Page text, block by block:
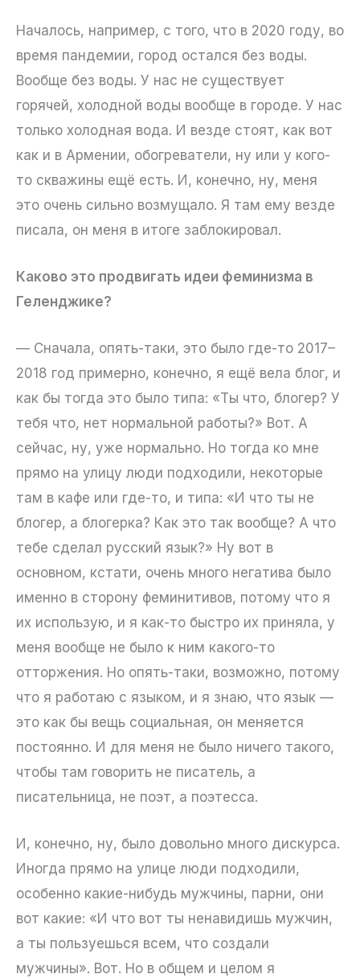
Началось, например, с того, что в 2020 году, во
время пандемии, город остался без воды.
Вообще без воды. У нас не существует
горячей, холодной воды вообще в городе. У нас
только холодная вода. И везде стоят, как вот
как и в Армении, обогреватели, ну или у кого-
то скважины ещё есть. И, конечно, ну, меня
это очень сильно возмущало. Я там ему везде
писала, он меня в итоге заблокировал.
Каково это продвигать идеи феминизма в
Геленджике?
— Сначала, опять-таки, это было где-то 2017–
2018 год примерно, конечно, я ещё вела блог, и
как бы тогда это было типа: «Ты что, блогер? У
тебя что, нет нормальной работы?» Вот. А
сейчас, ну, уже нормально. Но тогда ко мне
прямо на улицу люди подходили, некоторые
там в кафе или где-то, и типа: «И что ты не
блогер, а блогерка? Как это так вообще? А что
тебе сделал русский язык?» Ну вот в
основном, кстати, очень много негатива было
именно в сторону феминитивов, потому что я
их использую, и я как-то быстро их приняла, у
меня вообще не было к ним какого-то
отторжения. Но опять-таки, возможно, потому
что я работаю с языком, и я знаю, что язык —
это как бы вещь социальная, он меняется
постоянно. И для меня не было ничего такого,
чтобы там говорить не писатель, а
писательница, не поэт, а поэтесса.
И, конечно, ну, было довольно много дискурса.
Иногда прямо на улице люди подходили,
особенно какие-нибудь мужчины, парни, они
вот какие: «И что вот ты ненавидишь мужчин,
а ты пользуешься всем, что создали
мужчины». Вот. Но в общем и целом я